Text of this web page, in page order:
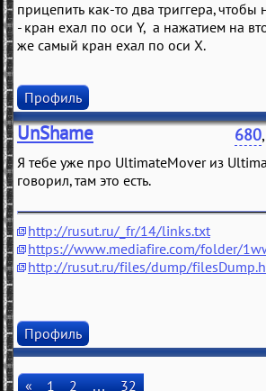
прицепить как-то два триггера,
- кран ехал по оси Y, а нажатием на
же самый кран ехал по оси X.
Профиль
UnShame 680
Я тебе уже про UltimateMover из
говорил, там это есть.
http://rusut.ru/_fr/14/links.txt
https://www.mediafire.com/folder/
http://rusut.ru/files/dump/
Профиль
« 1 2 … 32